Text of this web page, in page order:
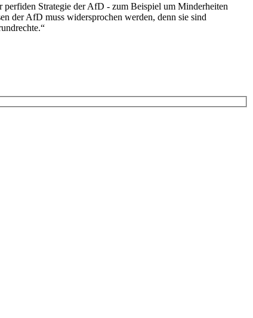
Strategie der AfD - zum Beispiel um Minderheiten
der AfD muss widersprochen werden, denn sie sind